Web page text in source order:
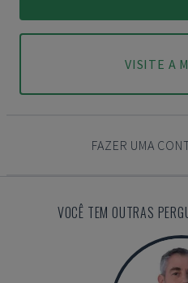
VISITE A
FAZER UMA
VOCÊ TEM OUTRAS